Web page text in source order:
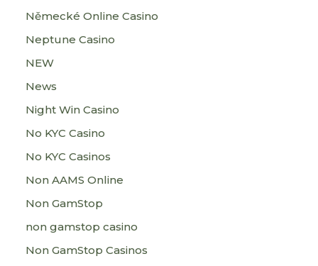
Německé Online Casino
Neptune Casino
NEW
News
Night Win Casino
No KYC Casino
No KYC Casinos
Non AAMS Online
Non GamStop
non gamstop casino
Non GamStop Casinos